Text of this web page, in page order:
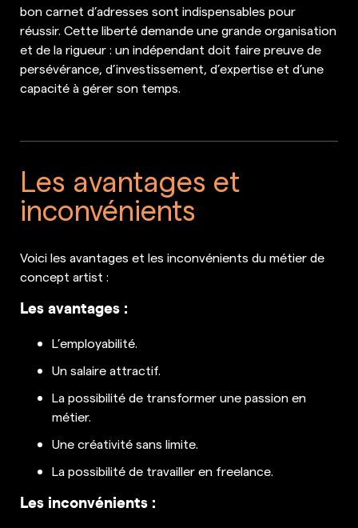
bon carnet d’adresses sont indispensables pour
réussir. Cette liberté demande une grande organisation
et de la rigueur : un indépendant doit faire preuve de
persévérance, d’investissement, d’expertise et d’une
capacité à gérer son temps.
Les avantages et
inconvénients
Voici les avantages et les inconvénients du métier de
concept artist :
Les avantages :
L’employabilité.
Un salaire attractif.
La possibilité de transformer une passion en
métier.
Une créativité sans limite.
La possibilité de travailler en freelance.
Les inconvénients :